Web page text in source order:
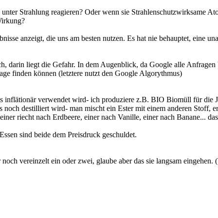
Strahlung reagieren? Oder wenn sie Strahlenschutzwirksame
anzeigt, die uns am besten nutzen. Es hat nie behauptet, eine
darin liegt die Gefahr. In dem Augenblick, da Google alle
finden können (letztere nutzt den Google Algorythmus)
verwendet wird- ich produziere z.B. BIO Biomüll für die
destilliert wird- man mischt ein Ester mit einem anderen Stoff,
riecht nach Erdbeere, einer nach Vanille, einer nach Banane...
sind beide dem Preisdruck geschuldet.
vereinzelt ein oder zwei, glaube aber das sie langsam eingehen.